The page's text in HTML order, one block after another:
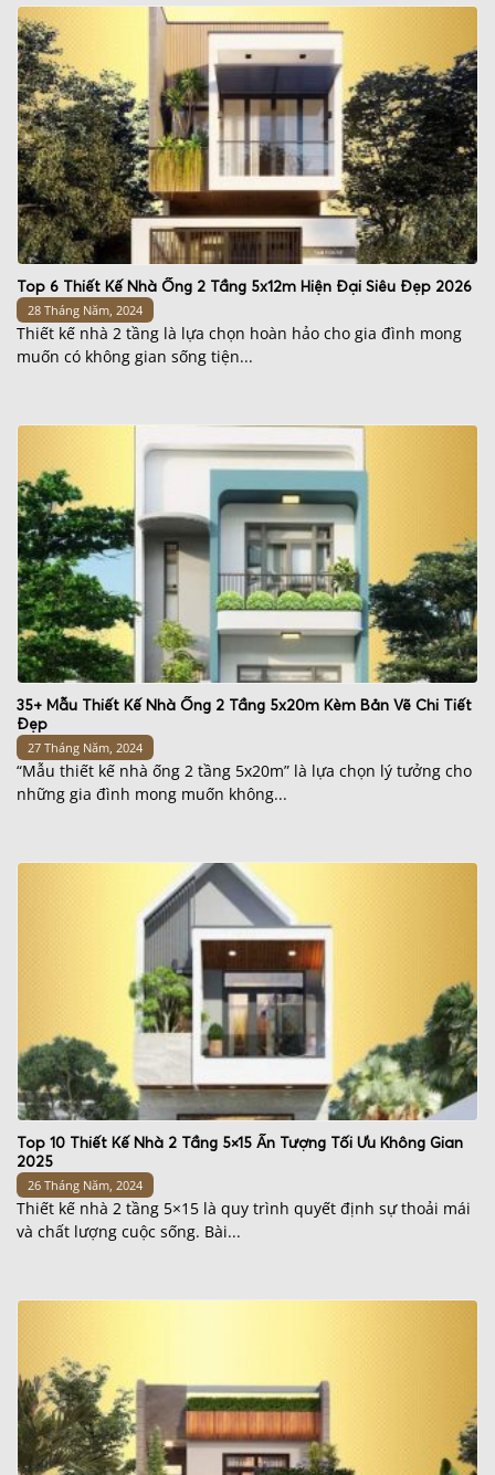
Top 6 Thiết Kế Nhà Ống 2 Tầng 5x12m Hiện Đại Siêu Đẹp 2026
28 Tháng Năm, 2024
Thiết kế nhà 2 tầng là lựa chọn hoàn hảo cho gia đình mong
muốn có không gian sống tiện...
35+ Mẫu Thiết Kế Nhà Ống 2 Tầng 5x20m Kèm Bản Vẽ Chi Tiết
Đẹp
27 Tháng Năm, 2024
“Mẫu thiết kế nhà ống 2 tầng 5x20m” là lựa chọn lý tưởng cho
những gia đình mong muốn không...
Top 10 Thiết Kế Nhà 2 Tầng 5×15 Ấn Tượng Tối Ưu Không Gian
2025
26 Tháng Năm, 2024
Thiết kế nhà 2 tầng 5×15 là quy trình quyết định sự thoải mái
và chất lượng cuộc sống. Bài...